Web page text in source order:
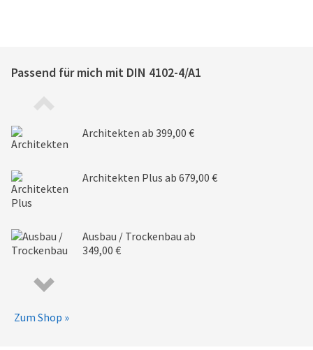
Passend für mich mit DIN 4102-4/A1
Architekten ab 399,00 €
Architekten Plus ab 679,00 €
Ausbau / Trockenbau ab
349,00 €
Zum Shop »